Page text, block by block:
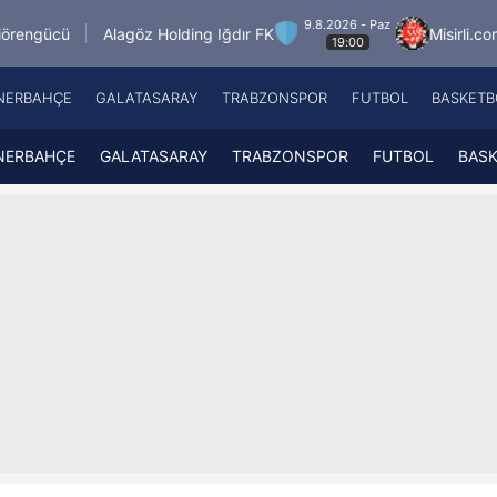
Holding Iğdır FK
9.8.2026 - Paz
19:00
Misirli.com.tr Karagümrük
Fenerbahçe
Galatasaray
A
GALATASARAY TRABZONSPOR FUTBOL
GALATASARAY TRABZONSPOR FUTBOL